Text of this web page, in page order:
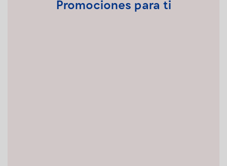
Promociones para ti